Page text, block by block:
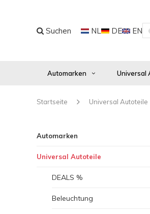
Suchen NL DE EN
Automarken Universal
Startseite Universal Autoteile
Automarken
Universal Autoteile
DEALS %
Beleuchtung